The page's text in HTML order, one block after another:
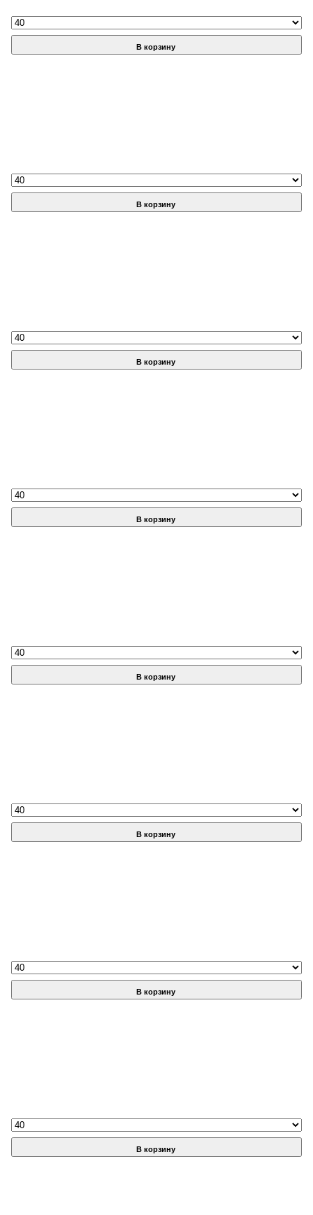
В корзину
В корзину
В корзину
В корзину
В корзину
В корзину
В корзину
В корзину